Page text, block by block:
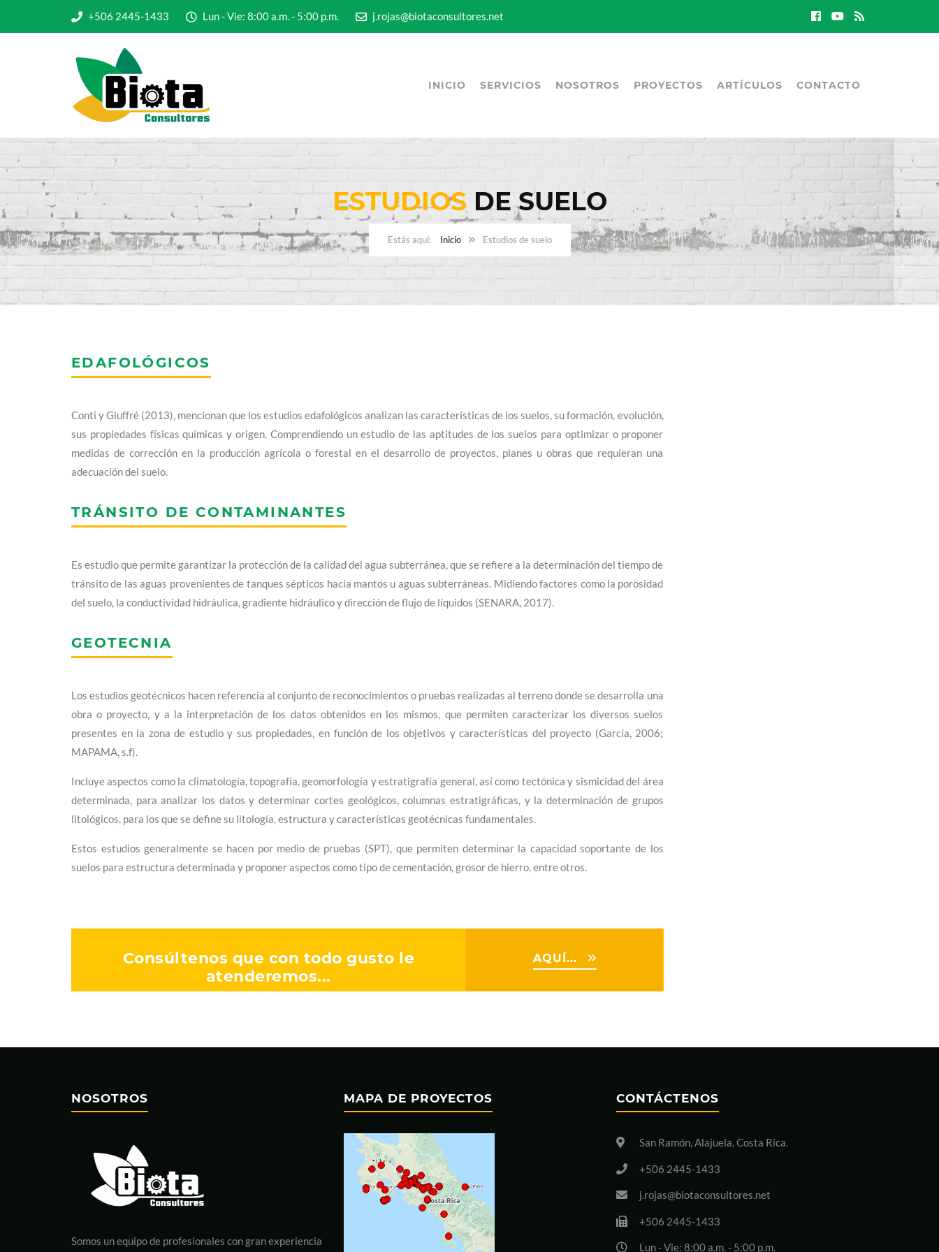
+506 2445-1433 Lun - Vie: 8:00 a.m. - 5:00 p.m. j.rojas@biotaconsultores.net
INICIO SERVICIOS NOSOTROS PROYECTOS ARTÍCULOS CONTACTO
ESTUDIOS DE SUELO
Inicio Estudios de suelo
EDAFOLÓGICOS
Conti y Giuffré (2013), mencionan que los estudios edafológicos analizan las características de los suelos, su formación, evolución,
sus propiedades físicas químicas y origen. Comprendiendo un estudio de las aptitudes de los suelos para optimizar o proponer
medidas de corrección en la producción agrícola o forestal en el desarrollo de proyectos, planes u obras que requieran una
adecuación del suelo.
TRÁNSITO DE CONTAMINANTES
Es estudio que permite garantizar la protección de la calidad del agua subterránea, que se refiere a la determinación del tiempo de
tránsito de las aguas provenientes de tanques sépticos hacia mantos u aguas subterráneas. Midiendo factores como la porosidad
del suelo, la conductividad hidráulica, gradiente hidráulico y dirección de flujo de líquidos (SENARA, 2017).
GEOTECNIA
Los estudios geotécnicos hacen referencia al conjunto de reconocimientos o pruebas realizadas al terreno donde se desarrolla una
obra o proyecto, y a la interpretación de los datos obtenidos en los mismos, que permiten caracterizar los diversos suelos
presentes en la zona de estudio y sus propiedades, en función de los objetivos y características del proyecto (García, 2006;
MAPAMA, s.f).
Incluye aspectos como la climatología, topografía, geomorfología y estratigrafía general, así como tectónica y sismicidad del área
determinada, para analizar los datos y determinar cortes geológicos, columnas estratigráficas, y la determinación de grupos
litológicos, para los que se define su litología, estructura y características geotécnicas fundamentales.
Estos estudios generalmente se hacen por medio de pruebas (SPT), que permiten determinar la capacidad soportante de los
suelos para estructura determinada y proponer aspectos como tipo de cementación, grosor de hierro, entre otros.
Consúltenos que con todo gusto le
atenderemos...
AQUÍ...
NOSOTROS
Somos un equipo de profesionales con gran experiencia
MAPA DE PROYECTOS CONTÁCTENOS
San Ramón, Alajuela, Costa Rica.
+506 2445-1433
j.rojas@biotaconsultores.net
+506 2445-1433
Lun - Vie: 8:00 a.m. - 5:00 p.m.